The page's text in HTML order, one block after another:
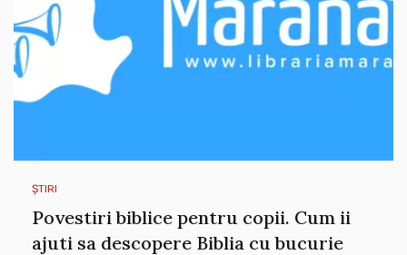
ȘTIRI
Povestiri biblice pentru copii. Cum ii
ajuti sa descopere Biblia cu bucurie